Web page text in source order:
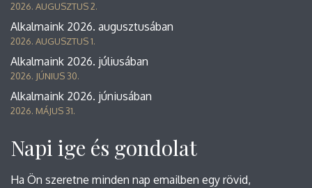
2026. AUGUSZTUS 2.
Alkalmaink 2026. augusztusában
2026. AUGUSZTUS 1.
Alkalmaink 2026. júliusában
2026. JÚNIUS 30.
Alkalmaink 2026. júniusában
2026. MÁJUS 31.
Napi ige és gondolat
Ha Ön szeretne minden nap emailben egy rövid,